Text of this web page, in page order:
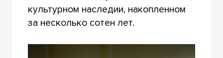
культурном наследии, накопленном
за несколько сотен лет.